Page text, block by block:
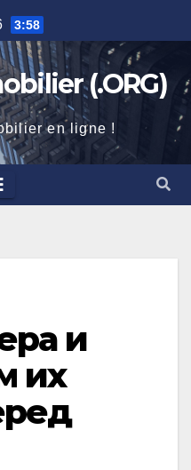
3:58
(.ORG)
en ligne !
и
их